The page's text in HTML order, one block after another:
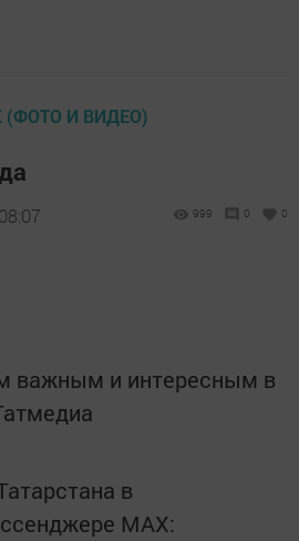
(ФОТО И ВИДЕО)
999 0 0
важным и интересным в
в
MАХ: